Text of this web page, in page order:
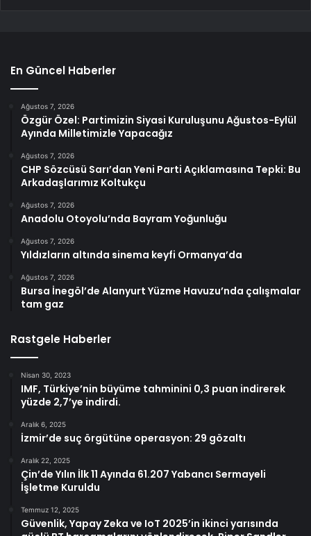
En Güncel Haberler
Ağustos 7, 2026
Özgür Özel: Partimizin Siyasi Kuruluşunu Ağustos-Eylül
Ayında Milletimizle Yapacağız
Ağustos 7, 2026
CHP Sözcüsü Sarı’dan Yeni Parti Açıklamasına Tepki: Bu
Arkadaşlarımız Koltukçu
Ağustos 7, 2026
Anadolu Otoyolu’nda Bayram Yoğunluğu
Ağustos 7, 2026
Yıldızların altında sinema keyfi Ormanya’da
Ağustos 7, 2026
Bursa İnegöl’de Alanyurt Yüzme Havuzu’nda çalışmalar
tam gaz
Rastgele Haberler
Nisan 30, 2023
IMF, Türkiye’nin büyüme tahminini 0,3 puan indirerek
yüzde 2,7’ye indirdi.
Aralık 6, 2025
İzmir’de suç örgütüne operasyon: 29 gözaltı
Aralık 22, 2025
Çin’de Yılın İlk 11 Ayında 61.207 Yabancı Sermayeli
İşletme Kuruldu
Temmuz 12, 2025
Güvenlik, Yapay Zeka ve IoT 2025’in ikinci yarısında